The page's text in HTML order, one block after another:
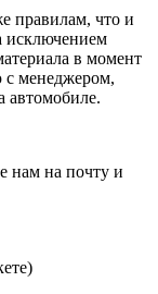
правилам, что и
исключением
в момент
с менеджером,
автомобиле.
нам на почту и